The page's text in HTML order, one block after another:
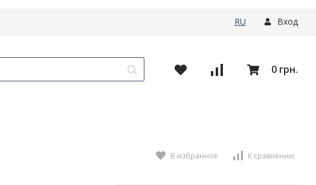
RU Вход
0 грн.
В избранное К сравнению